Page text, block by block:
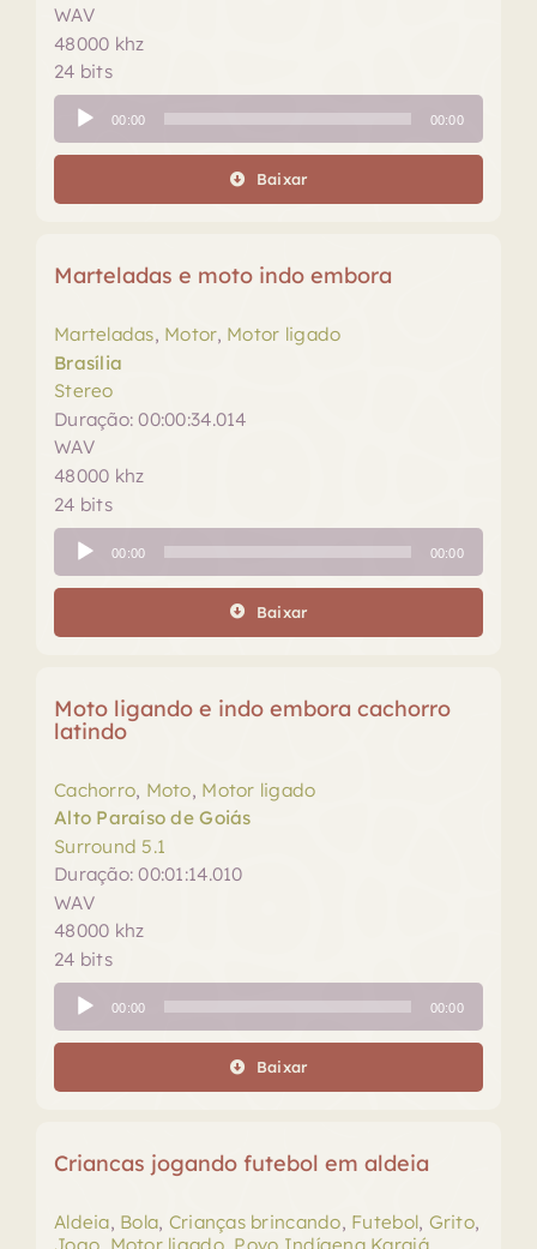
WAV
48000 khz
24 bits
Tocador
de
áudio
00:00 00:00
Baixar
Marteladas e moto indo embora
Marteladas, Motor, Motor ligado
Brasília
Stereo
Duração: 00:00:34.014
WAV
48000 khz
24 bits
Tocador
de
áudio
00:00 00:00
Baixar
Moto ligando e indo embora cachorro
latindo
Cachorro, Moto, Motor ligado
Alto Paraíso de Goiás
Surround 5.1
Duração: 00:01:14.010
WAV
48000 khz
24 bits
Tocador
de
áudio
00:00 00:00
Baixar
Criancas jogando futebol em aldeia
Aldeia, Bola, Crianças brincando, Futebol, Grito,